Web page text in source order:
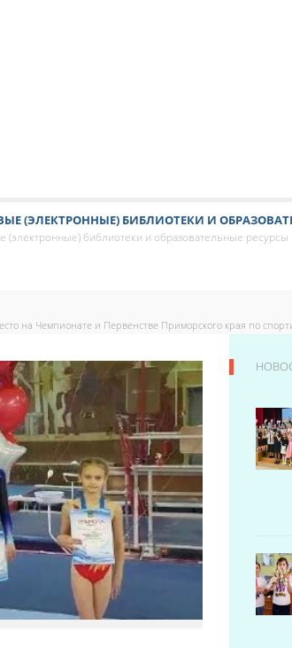
(ЭЛЕКТРОННЫЕ) БИБЛИОТЕКИ И
(электронные) библиотеки и образовательные ресурсы
на Чемпионате и Первенстве Приморского края по